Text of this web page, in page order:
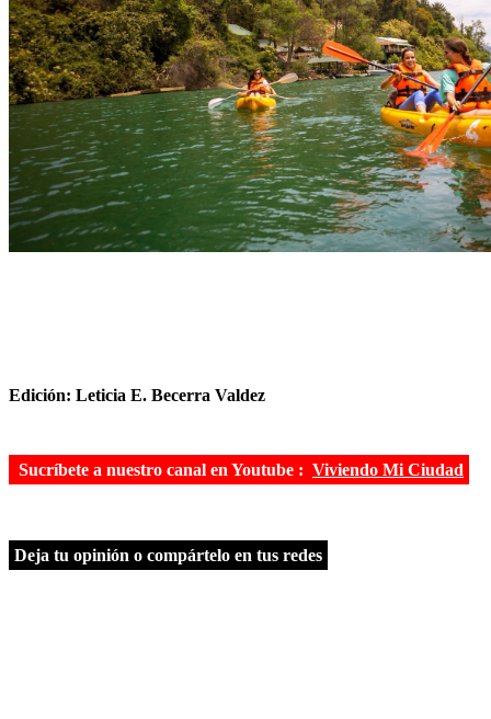
Edición: Leticia E. Becerra Valdez
Sucríbete a nuestro canal en Youtube : Viviendo Mi Ciudad
Deja tu opinión o compártelo en tus redes